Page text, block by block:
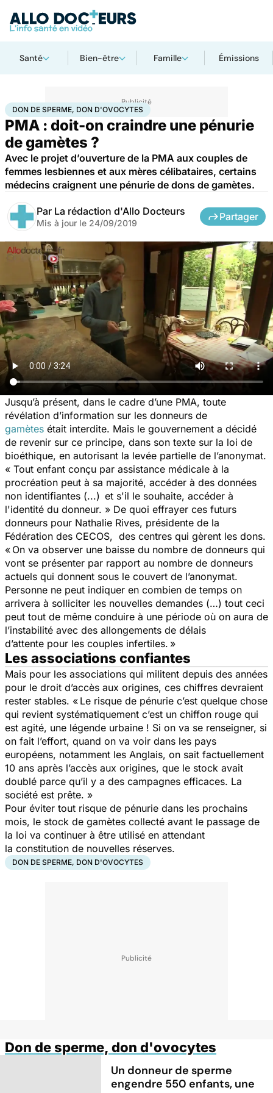
Santé Bien-être Famille Émissions
AccueilSantéDon de sperme, don d'ovocytes
DON DE SPERME, DON D'OVOCYTES
PMA : doit-on craindre une pénurie
de gamètes ?
Avec le projet d’ouverture de la PMA aux couples de
femmes lesbiennes et aux mères célibataires, certains
médecins craignent une pénurie de dons de gamètes.
Par La rédaction d'Allo Docteurs
Mis à jour le 24/09/2019
Partager
Jusqu’à présent, dans le cadre d’une PMA, toute
révélation d’information sur les donneurs de
gamètes était interdite. Mais le gouvernement a décidé
de revenir sur ce principe, dans son texte sur la loi de
bioéthique, en autorisant la levée partielle de l’anonymat.
« Tout enfant conçu par assistance médicale à la
procréation peut à sa majorité, accéder à des données
non identifiantes (...) et s'il le souhaite, accéder à
l'identité du donneur. » De quoi effrayer ces futurs
donneurs pour Nathalie Rives, présidente de la
Fédération des CECOS, des centres qui gèrent les dons.
« On va observer une baisse du nombre de donneurs qui
vont se présenter par rapport au nombre de donneurs
actuels qui donnent sous le couvert de l’anonymat.
Personne ne peut indiquer en combien de temps on
arrivera à solliciter les nouvelles demandes (…) tout ceci
peut tout de même conduire à une période où on aura de
l’instabilité avec des allongements de délais
d’attente pour les couples infertiles. »
Les associations confiantes
Mais pour les associations qui militent depuis des années
pour le droit d’accès aux origines, ces chiffres devraient
rester stables. « Le risque de pénurie c’est quelque chose
qui revient systématiquement c’est un chiffon rouge qui
est agité, une légende urbaine ! Si on va se renseigner, si
on fait l’effort, quand on va voir dans les pays
européens, notamment les Anglais, on sait factuellement
10 ans après l’accès aux origines, que le stock avait
doublé parce qu’il y a des campagnes efficaces. La
société est prête. »
Pour éviter tout risque de pénurie dans les prochains
mois, le stock de gamètes collecté avant le passage de
la loi va continuer à être utilisé en attendant
la constitution de nouvelles réserves.
DON DE SPERME, DON D'OVOCYTES
Don de sperme, don d'ovocytes
Un donneur de sperme
engendre 550 enfants, une